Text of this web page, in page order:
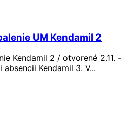
UM Kendamil 2
Kendamil 2 / otvorené 2.11. -
Kendamil 3. V...